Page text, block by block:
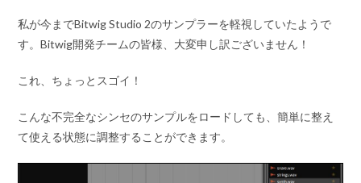
私が今までBitwig Studio 2のサンプラーを軽視していたようで
す。Bitwig開発チームの皆様、大変申し訳ございません！
これ、ちょっとスゴイ！
こんな不完全なシンセのサンプルをロードしても、簡単に整え
て使える状態に調整することができます。